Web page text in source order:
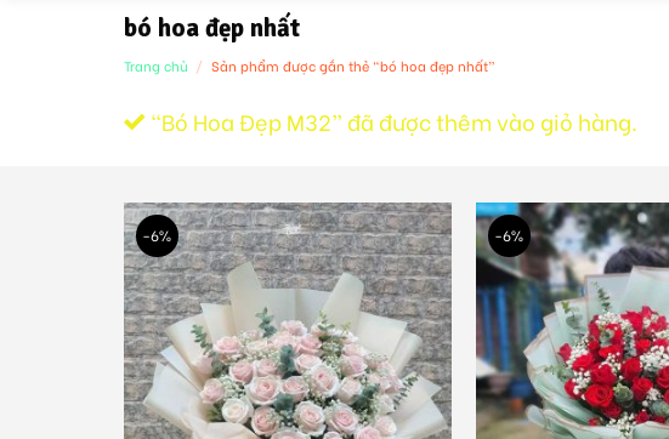
bó hoa đẹp nhất
Trang chủ / Sản phẩm được gắn thẻ “bó hoa đẹp nhất”
“Bó Hoa Đẹp M32” đã được thêm vào giỏ hàng.
-6% -6%